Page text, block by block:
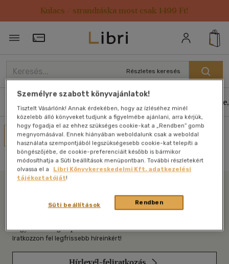
Kulacs / strandtáska most csak 1499 Ft!
Törzsvásárlói Kártya adatai
Részletes keresés
Művei
Nincs találat
Libri
Legyen mindig képben az irodalommal!
Iratkozzon fel legfrissebb híreinkért!
Személyre szabott könyvajánlatok!
Tisztelt Vásárlónk! Annak érdekében, hogy az ízléséhez minél
közelebb álló könyveket tudjunk a figyelmébe ajánlani, arra kérjük,
hogy fogadja el az ehhez szükséges cookie-kat a „Rendben” gomb
megnyomásával. Ennek hiányában weboldalunk csak a weboldal
használata szempontjából legszükségesebb cookie-kat telepíti a
böngészőjébe, de cookie-preferenciáit később is bármikor
módosíthatja a Süti beállítások menüpontban. További részletekért
olvassa el a
Libri Könyvkereskedelmi Kft. adatkezelési
tájékoztatóját!
Rendben
Süti beállítások